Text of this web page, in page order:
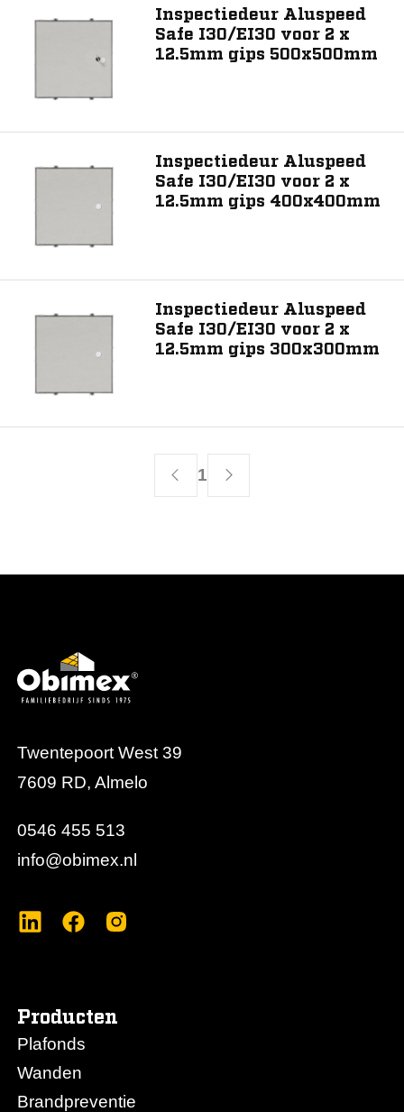
Inspectiedeur Aluspeed
Safe I30/EI30 voor 2 x
12.5mm gips 500x500mm
Inspectiedeur Aluspeed
Safe I30/EI30 voor 2 x
12.5mm gips 400x400mm
Inspectiedeur Aluspeed
Safe I30/EI30 voor 2 x
12.5mm gips 300x300mm
1
Twentepoort West 39
7609 RD, Almelo
0546 455 513
info@obimex.nl
Producten
Plafonds
Wanden
Brandpreventie